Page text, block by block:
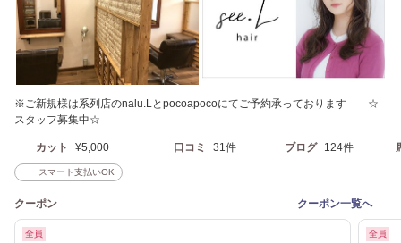
※ご新規様は系列店のnalu.Lとpocoapocoにてご予約承っております ☆
スタッフ募集中☆
カット ¥5,000 口コミ 31件 ブログ 124件
スマート支払いOK
クーポン クーポン一覧へ
全員 全員